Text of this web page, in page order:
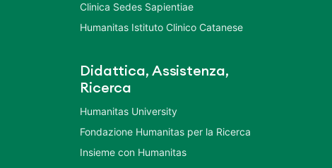
Clinica Sedes Sapientiae
Humanitas Istituto Clinico Catanese
Didattica, Assistenza,
Ricerca
Humanitas University
Fondazione Humanitas per la Ricerca
Insieme con Humanitas